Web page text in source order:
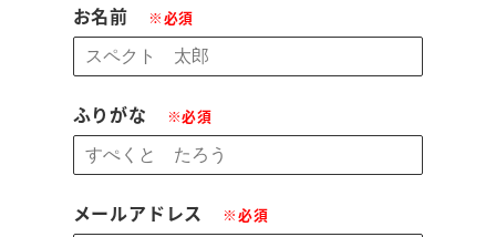
お名前 ※必須
ふりがな ※必須
メールアドレス ※必須